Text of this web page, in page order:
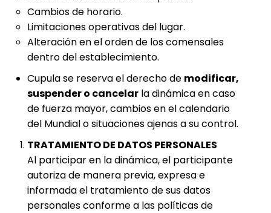
Cambios de horario.
Limitaciones operativas del lugar.
Alteración en el orden de los comensales
dentro del establecimiento.
Cupula se reserva el derecho de modificar,
suspender o cancelarla dinámica en caso
de fuerza mayor, cambios en el calendario
del Mundial o situaciones ajenas a su control.
TRATAMIENTO DE DATOS PERSONALES
Al participar en la dinámica, el participante
autoriza de manera previa, expresa e
informada el tratamiento de sus datos
personales conforme a las políticas de